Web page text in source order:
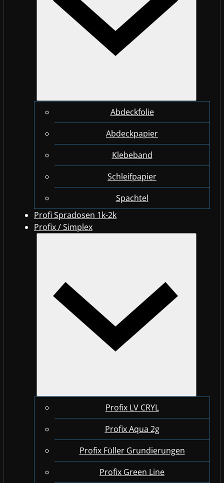
Abdeckfolie
Abdeckpapier
Klebeband
Schleifpapier
Spachtel
Profi Spradosen 1k-2k
Profix / Simplex
Profix LV CRYL
Profix Aqua 2g
Profix Füller Grundierungen
Profix Green Line